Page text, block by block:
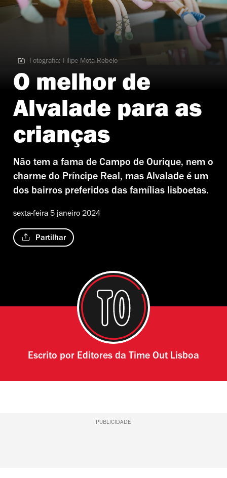
Fotografia: Filipe Mota Rebelo
Fotografia: Filipe Mota Rebelo
O melhor de
Alvalade para as
crianças
Não tem a fama de Campo de Ourique, nem o
charme do Príncipe Real, mas Alvalade é um
dos bairros preferidos das famílias lisboetas.
sexta-feira 5 janeiro 2024
Partilhar
Escrito por Editores da Time Out Lisboa
PUBLICIDADE